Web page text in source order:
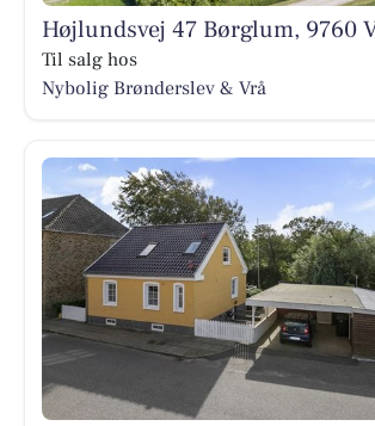
Højlundsvej 47 Børglum, 9760
Til salg hos
Nybolig Brønderslev & Vrå